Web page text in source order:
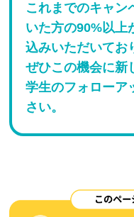
これまでのキャン
いた方の90%以上
込みいただいてお
ぜひこの機会に新
学生のフォローア
さい。